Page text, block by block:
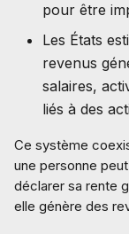
pour être
Les États
revenus
salaires,
liés à des
Ce système
une personne
déclarer sa rente
elle génère des